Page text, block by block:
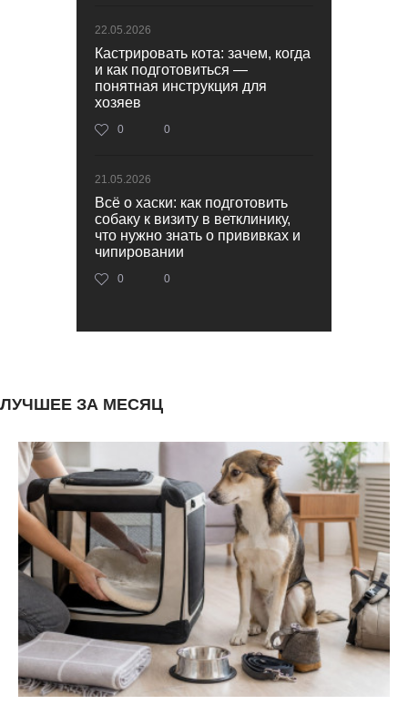
22.05.2026
Кастрировать кота: зачем, когда
и как подготовиться —
понятная инструкция для
хозяев
0 0
21.05.2026
Всё о хаски: как подготовить
собаку к визиту в ветклинику,
что нужно знать о прививках и
чипировании
0 0
ЛУЧШЕЕ ЗА МЕСЯЦ